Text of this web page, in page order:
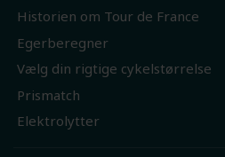
Historien om Tour de France
Egerberegner
Vælg din rigtige cykelstørrelse
Prismatch
Elektrolytter